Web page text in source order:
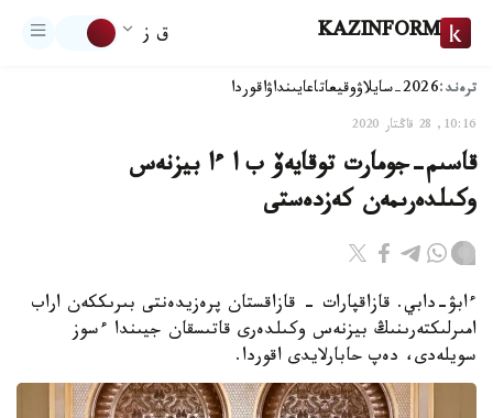
KAZINFORM ق ز
ترەند:2026-سايلاۋ وقيعاتاعايىنداۋاقوردا
10:16, 28 قاڭتار 2020
قاسىم-جومارت توقايەۆ ب ا ءا بيزنەس
وكىلدەرىمەن كەزدەستى
ءابۋ-دابي. قازاقپارات - قازاقستان پرەزيدەنتى بىرىككەن اراب
امىرلىكتەرىنىڭ بيزنەس وكىلدەرى قاتىسقان جيىندا ءسوز
سويلەدى، دەپ حابارلايدى اقوردا.